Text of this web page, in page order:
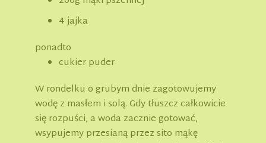
4 jajka
ponadto
cukier puder
W rondelku o grubym dnie zagotowujemy
wodę z masłem i solą. Gdy tłuszcz całkowicie
się rozpuści, a woda zacznie gotować,
wsypujemy przesianą przez sito mąkę